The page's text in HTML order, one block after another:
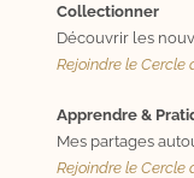
Collectionner
Découvrir les
Rejoindre le Cercle
Apprendre &
Mes partages
Rejoindre le